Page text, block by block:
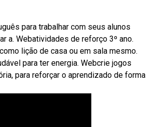
para trabalhar com seus alunos
a. Webatividades de reforço 3º ano.
lição de casa ou em sala mesmo.
para ter energia. Webcrie jogos
para reforçar o aprendizado de forma